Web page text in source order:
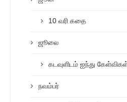
10 வரி கதை
ஜூலை
கடவுளிடம் ஐந்து
நவம்பர்